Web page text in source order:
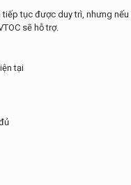
tục được duy trì, nhưng
sẽ hỗ trợ.
tại